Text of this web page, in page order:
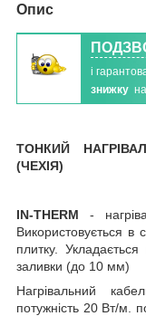
Опис
і
знижку
ТОНКИЙ
(ЧЕХІЯ)
IN-THERM-
Використовується в
плитку.
заливки (до 10 мм)
Нагрівальний
потужність 20 Вт/м.